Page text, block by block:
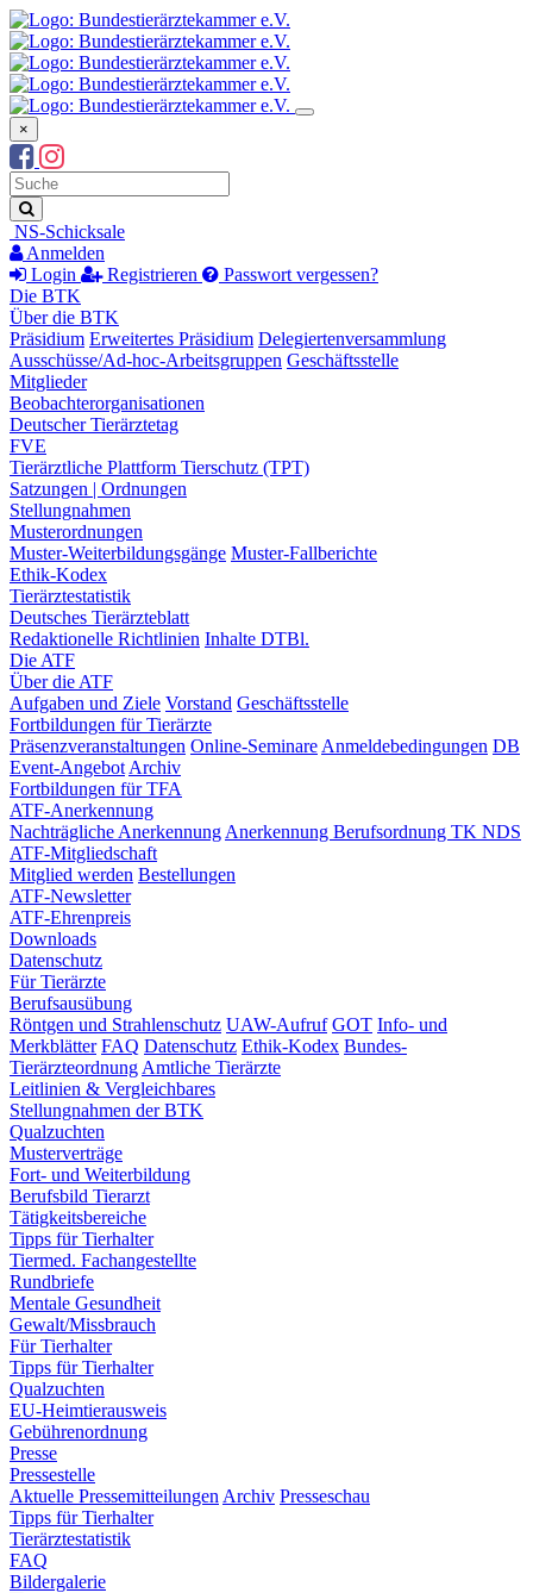
×
Suchbegriff
Suche
NS-Schicksale
Anmelden
Login
Registrieren
Passwort vergessen?
Die BTK
Über die BTK
Präsidium Erweitertes Präsidium Delegiertenversammlung
Ausschüsse/Ad-hoc-Arbeitsgruppen Geschäftsstelle
Mitglieder
Beobachterorganisationen
Deutscher Tierärztetag
FVE
Tierärztliche Plattform Tierschutz (TPT)
Satzungen | Ordnungen
Stellungnahmen
Musterordnungen
Muster-Weiterbildungsgänge Muster-Fallberichte
Ethik-Kodex
Tierärztestatistik
Deutsches Tierärzteblatt
Redaktionelle Richtlinien Inhalte DTBl.
Die ATF
Über die ATF
Aufgaben und Ziele Vorstand Geschäftsstelle
Fortbildungen für Tierärzte
Präsenzveranstaltungen Online-Seminare Anmeldebedingungen DB
Event-Angebot Archiv
Fortbildungen für TFA
ATF-Anerkennung
Nachträgliche Anerkennung Anerkennung Berufsordnung TK NDS
ATF-Mitgliedschaft
Mitglied werden Bestellungen
ATF-Newsletter
ATF-Ehrenpreis
Downloads
Datenschutz
Für Tierärzte
Berufsausübung
Röntgen und Strahlenschutz UAW-Aufruf GOT Info- und
Merkblätter FAQ Datenschutz Ethik-Kodex Bundes-
Tierärzteordnung Amtliche Tierärzte
Leitlinien & Vergleichbares
Stellungnahmen der BTK
Qualzuchten
Musterverträge
Fort- und Weiterbildung
Berufsbild Tierarzt
Tätigkeitsbereiche
Tipps für Tierhalter
Tiermed. Fachangestellte
Rundbriefe
Mentale Gesundheit
Gewalt/Missbrauch
Für Tierhalter
Tipps für Tierhalter
Qualzuchten
EU-Heimtierausweis
Gebührenordnung
Presse
Pressestelle
Aktuelle Pressemitteilungen Archiv Presseschau
Tipps für Tierhalter
Tierärztestatistik
FAQ
Bildergalerie